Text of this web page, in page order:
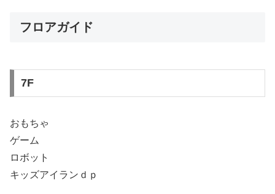
フロアガイド
7F
おもちゃ
ゲーム
ロボット
キッズアイランｄｐ